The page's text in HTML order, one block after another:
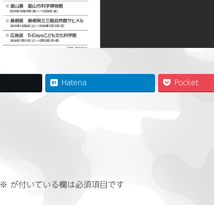
Hatena Pocket
※ が付いている欄は必須項目です